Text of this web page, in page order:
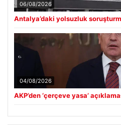
06/08/2026
Antalya’daki yolsuzluk
04/08/2026
AKP’den ‘çerçeve yasa’